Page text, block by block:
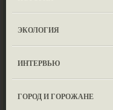
ЭКОЛОГИЯ
ИНТЕРВЬЮ
ГОРОД И ГОРОЖАНЕ